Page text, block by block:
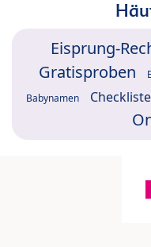
Eisprung-
Gratisproben
Babynamen